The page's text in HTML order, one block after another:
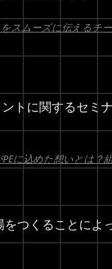
スムーズに伝えるチ
トに関するセミ
に込めた想いとは？
をつくることによ